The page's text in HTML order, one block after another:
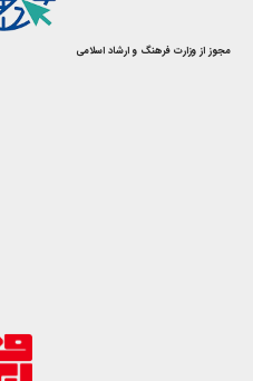
مجوز از وزارت فرهنگ و ارشاد اسلامی